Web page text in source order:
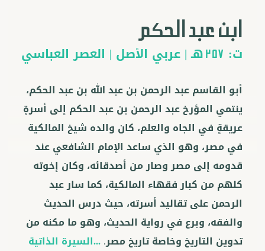
ابن عبد الحكم
ت: 257هـ | عربي الأصل | العصر العباسي
أبو القاسم عبد الرحمن بن عبد الله بن عبد الحكم،
ينتمي المؤرخ عبد الرحمن بن عبد الحكم إلى أسرةٍ
عريقةٍ في الجاه والعلم، كان والده شيخ المالكية
في مصر، وهو الذي ساعد الإمام الشافعي عند
قدومه إلى مصر وصار من أصدقائه، وكان إخوته
كلهم من كبار فقهاء المالكية، كما سار عبد
الرحمن على تقاليد أسرته، حيث درس الحديث
والفقه، وبرع في رواية الحديث، وهو ما مكنه من
تدوين التاريخ وخاصة تاريخ مصر....السيرة الذاتية